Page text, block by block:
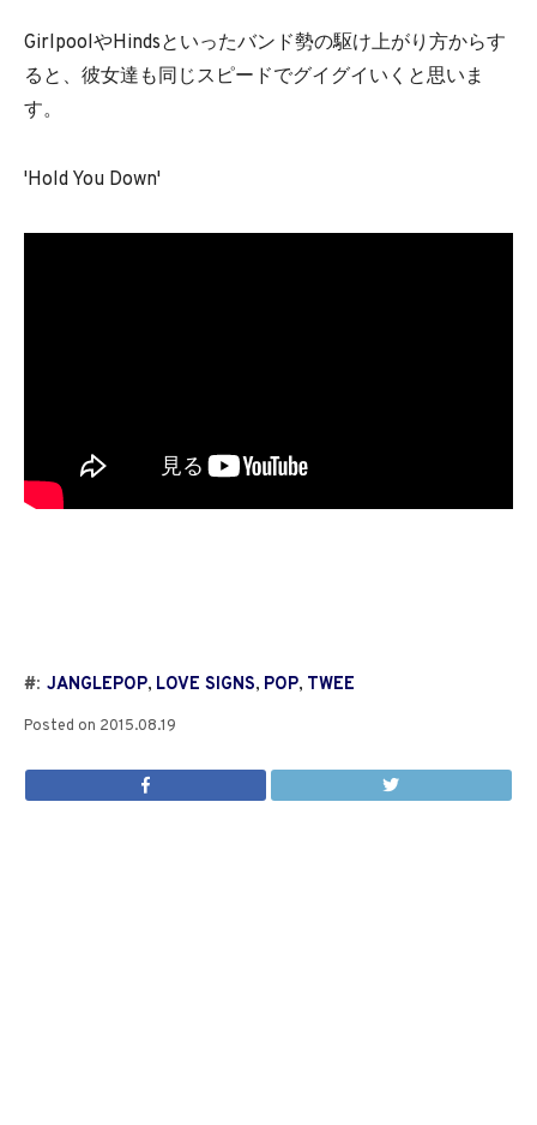
GirlpoolやHindsといったバンド勢の駆け上がり方からす
ると、彼女達も同じスピードでグイグイいくと思いま
す。
'Hold You Down'
#: JANGLEPOP, LOVE SIGNS, POP, TWEE
Posted on 2015.08.19